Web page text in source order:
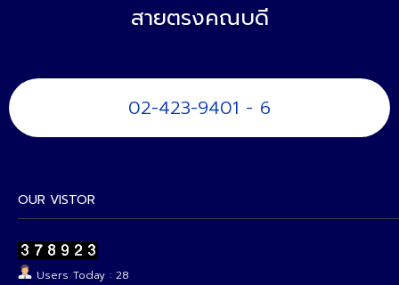
สายตรงคณบดี
02-423-9401 - 6
OUR VISTOR
Users Today : 28